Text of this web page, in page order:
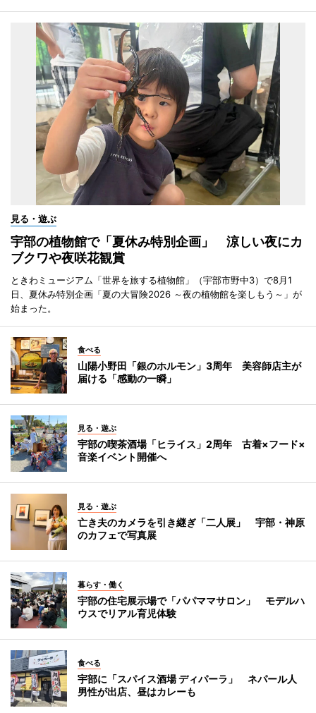
見る・遊ぶ
宇部の植物館で「夏休み特別企画」 涼しい夜にカ
ブクワや夜咲花観賞
ときわミュージアム「世界を旅する植物館」（宇部市野中3）で8月1
日、夏休み特別企画「夏の大冒険2026 ～夜の植物館を楽しもう～」が
始まった。
食べる
山陽小野田「銀のホルモン」3周年 美容師店主が
届ける「感動の一瞬」
見る・遊ぶ
宇部の喫茶酒場「ヒライス」2周年 古着×フード×
音楽イベント開催へ
見る・遊ぶ
亡き夫のカメラを引き継ぎ「二人展」 宇部・神原
のカフェで写真展
暮らす・働く
宇部の住宅展示場で「パパママサロン」 モデルハ
ウスでリアル育児体験
食べる
宇部に「スパイス酒場 ディパーラ」 ネパール人
男性が出店、昼はカレーも